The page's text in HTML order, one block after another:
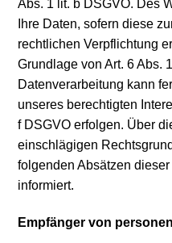
Abs. 1 lit. b DSGVO. Des
Ihre Daten, sofern diese
rechtlichen Verpflichtung
Grundlage von Art. 6 Abs.
Datenverarbeitung kann
unseres berechtigten
f DSGVO erfolgen. Über
einschlägigen
folgenden Absätzen
informiert.
Empfänger von